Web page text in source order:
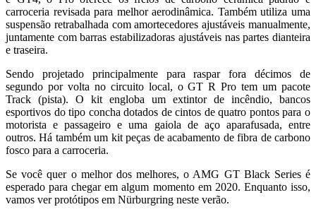
carroceria revisada para melhor aerodinâmica. Também utiliza uma
suspensão retrabalhada com amortecedores ajustáveis ​​manualmente,
juntamente com barras estabilizadoras ajustáveis ​​nas partes dianteira
e traseira.
Sendo projetado principalmente para raspar fora décimos de
segundo por volta no circuito local, o GT R Pro tem um pacote
Track (pista). O kit engloba um extintor de incêndio, bancos
esportivos do tipo concha dotados de cintos de quatro pontos para o
motorista e passageiro e uma gaiola de aço aparafusada, entre
outros. Há também um kit peças de acabamento de fibra de carbono
fosco para a carroceria.
Se você quer o melhor dos melhores, o AMG GT Black Series é
esperado para chegar em algum momento em 2020. Enquanto isso,
vamos ver protótipos em Nürburgring neste verão.